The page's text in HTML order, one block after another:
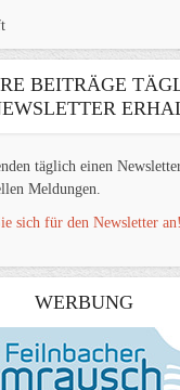
BEITRÄGE
täglich einen
Meldungen.
sich für den Newsletter an!
WERBUNG